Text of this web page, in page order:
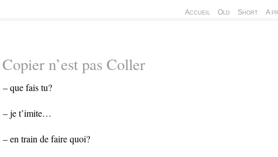
Accueil Old Short A
Copier n’est pas Coller
– que fais tu?
– je t’imite…
– en train de faire quoi?